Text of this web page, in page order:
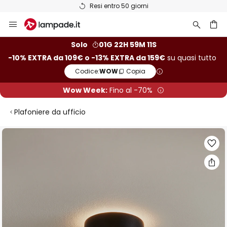
Resi entro 50 giorni
Salta
al
Solo
01G 22H 59M 10S
-10% EXTRA da 109€ o -13% EXTRA da 159€ su quasi tutto
Codice:WOW Copia
Wow Week: Fino al -70%
Plafoniere da ufficio
Vai